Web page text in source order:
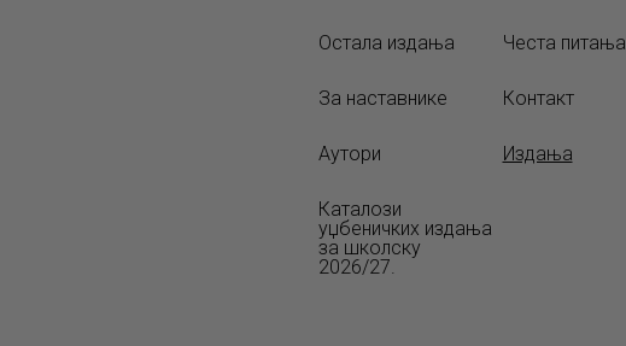
Остала издања Честа питања
За наставнике Контакт
Аутори Издања
Каталози
уџбеничких издања
за школску
2026/27.